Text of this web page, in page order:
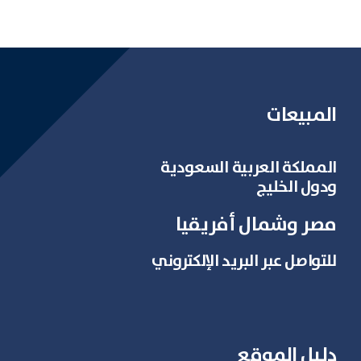
المبيعات
المملكة العربية السعودية
ودول الخليج
مصر وشمال أفريقيا
للتواصل عبر البريد الإلكتروني